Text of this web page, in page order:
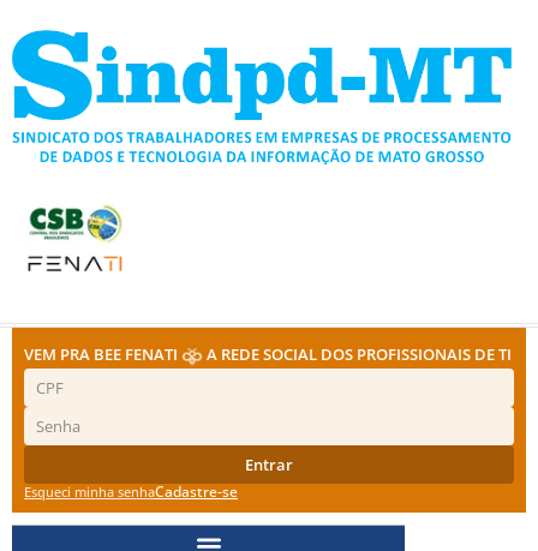
para
conteúdo
VEM PRA BEE FENATI A REDE SOCIAL DOS PROFISSIONAIS DE TI
Entrar
Esqueci minha senhaCadastre-se